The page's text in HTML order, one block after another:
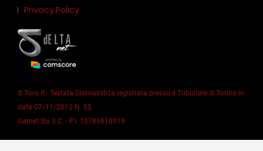
Privacy Policy
© Toro.it - Testata Giornalistica registrata presso il Tribunale di Torino in
data 07/11/2012 N. 55
Garnet Six S.C. - P.I. 10786810019